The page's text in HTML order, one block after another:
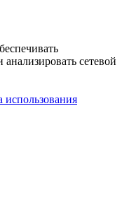
сетевой
использования